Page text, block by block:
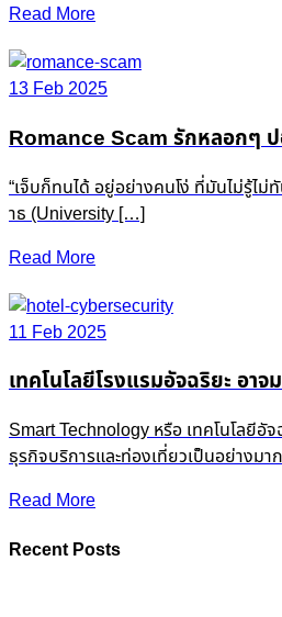
Read More
13 Feb 2025
Romance Scam รักหลอกๆ
“เจ็บก็ทนได้ อยู่อย่างคนโง่ ที่มันไม่รู้ไ
าธ (University […]
Read More
11 Feb 2025
เทคโนโลยีโรงแรมอัจฉริยะ อา
Smart Technology หรือ เทคโนโลยีอั
ธุรกิจบริการและท่องเที่ยวเป็นอย่างม
Read More
Recent Posts